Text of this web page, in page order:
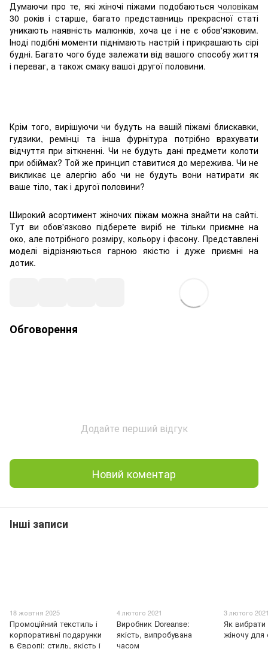
Думаючи про те, які жіночі піжами подобаються чоловікам
30 років і старше, багато представниць прекрасної статі
уникають наявність малюнків, хоча це і не є обов'язковим.
Іноді подібні моменти піднімають настрій і прикрашають сірі
будні. Багато чого буде залежати від вашого способу життя
і переваг, а також смаку вашої другої половини.
Крім того, вирішуючи чи будуть на вашій піжамі блискавки,
гудзики, ремінці та інша фурнітура потрібно врахувати
відчуття при зіткненні. Чи не будуть дані предмети колоти
при обіймах? Той же принцип ставитися до мережива. Чи не
викликає це алергію або чи не будуть вони натирати як
ваше тіло, так і другої половини?
Широкий асортимент жіночих піжам можна знайти на сайті.
Тут ви обов'язково підберете виріб не тільки приємне на
око, але потрібного розміру, кольору і фасону. Представлені
моделі відрізняються гарною якістю і дуже приємні на
дотик.
Обговорення
Додайте перший відгук
Новий коментар
Інші записи
18 жовтня 2025
Промоційний текстиль і
корпоративні подарунки
в Європі: стиль, якість і
4 лютого 2021
Виробник Doreanse:
якість, випробувана
часом
3 лютого
Як вибрати
жіночу для